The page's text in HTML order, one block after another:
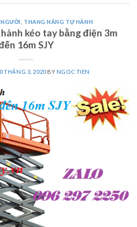
THANG NÂNG TỰ HÀNH
kéo tay bằng điện 3m
16m SJY
THÁNG 3, 2020BY NGOC TIEN